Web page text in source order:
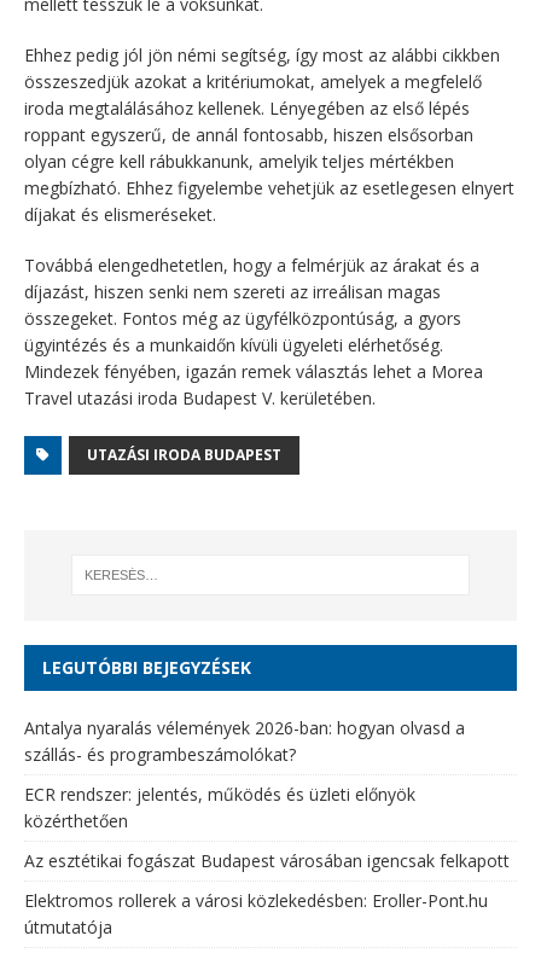
Ehhez pedig jól jön némi segítség, így most az alábbi cikkben
összeszedjük azokat a kritériumokat, amelyek a megfelelő
iroda megtalálásához kellenek. Lényegében az első lépés
roppant egyszerű, de annál fontosabb, hiszen elsősorban
olyan cégre kell rábukkanunk, amelyik teljes mértékben
megbízható. Ehhez figyelembe vehetjük az esetlegesen elnyert
díjakat és elismeréseket.
Továbbá elengedhetetlen, hogy a felmérjük az árakat és a
díjazást, hiszen senki nem szereti az irreálisan magas
összegeket. Fontos még az ügyfélközpontúság, a gyors
ügyintézés és a munkaidőn kívüli ügyeleti elérhetőség.
Mindezek fényében, igazán remek választás lehet a Morea
Travel utazási iroda Budapest V. kerületében.
UTAZÁSI IRODA BUDAPEST
LEGUTÓBBI BEJEGYZÉSEK
Antalya nyaralás vélemények 2026-ban: hogyan olvasd a
szállás- és programbeszámolókat?
ECR rendszer: jelentés, működés és üzleti előnyök
közérthetően
Az esztétikai fogászat Budapest városában igencsak felkapott
Elektromos rollerek a városi közlekedésben: Eroller-Pont.hu
útmutatója